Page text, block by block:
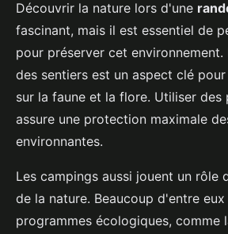
Découvrir la nature lors d'une
fascinant, mais il est essentiel de
pour préserver cet
des sentiers est un aspect clé
sur la faune et la flore. Utiliser des
assure une protection maximale
environnantes.
Les campings aussi jouent un rôle
de la nature. Beaucoup d'entre
programmes écologiques, comme